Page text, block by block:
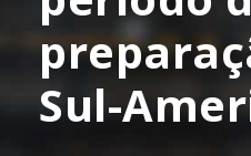
Sul-